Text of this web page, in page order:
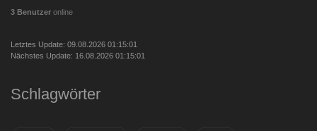
3 Benutzer online
Letztes Update: 09.08.2026 01:15:01
Nächstes Update: 16.08.2026 01:15:01
Schlagwörter